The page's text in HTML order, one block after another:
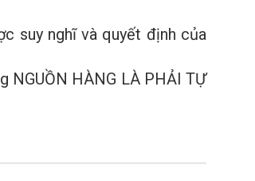
suy nghĩ và quyết định của
NGUỒN HÀNG LÀ PHẢI TỰ